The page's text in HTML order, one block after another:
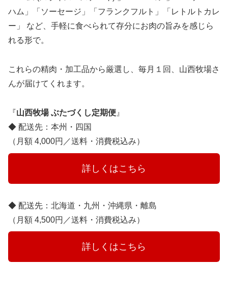
ハム」「ソーセージ」「フランクフルト」「レトルトカレ
ー」 など、手軽に食べられて存分にお肉の旨みを感じら
れる形で。
これらの精肉・加工品から厳選し、毎月１回、山西牧場さ
んが届けてくれます。
『山西牧場 ぶたづくし定期便 』
◆ 配送先：本州・四国
（月額 4,000円／送料・消費税込み）
詳しくはこちら
◆ 配送先：北海道・九州・沖縄県・離島
（月額 4,500円／送料・消費税込み）
詳しくはこちら